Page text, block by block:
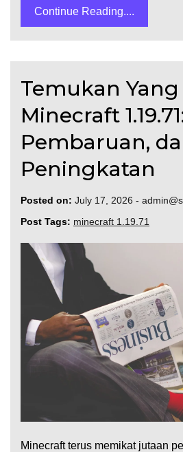
Continue Reading....
Temukan
Minecraft
Pembaruan,
Peningkatan
Posted on: July 17, 2026 -
Post Tags: minecraft 1.19.71
Minecraft terus memikat jutaan